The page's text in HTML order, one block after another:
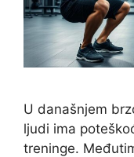
U današnjem
ljudi ima
treninge.